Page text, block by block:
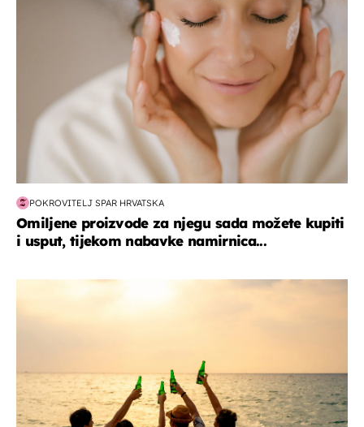
POKROVITELJ SPAR HRVATSKA
Omiljene proizvode za njegu sada možete kupiti
i usput, tijekom nabavke namirnica...